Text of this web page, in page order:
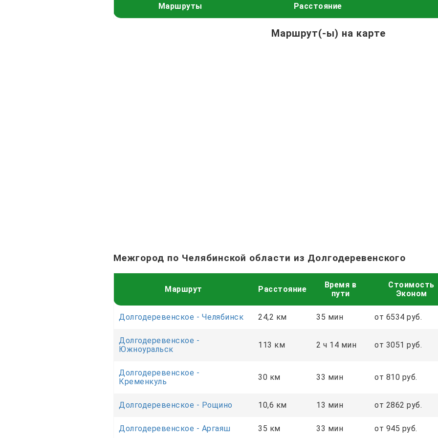
Маршруты Расстояние
Маршрут(-ы) на карте
Межгород по Челябинской области из Долгодеревенского
Маршрут Расстояние
Время в
пути
Стоимость
Эконом
Долгодеревенское - Челябинск 24,2 км 35 мин от 6534 руб.
Долгодеревенское -
Южноуральск
113 км 2 ч 14 мин от 3051 руб.
Долгодеревенское -
Кременкуль
30 км 33 мин от 810 руб.
Долгодеревенское - Рощино 10,6 км 13 мин от 2862 руб.
Долгодеревенское - Аргаяш 35 км 33 мин от 945 руб.